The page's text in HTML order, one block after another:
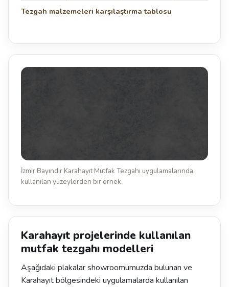
Tezgah malzemeleri karşılaştırma tablosu
İzmir Bayındır Karahayıt Mutfak Tezgahı uygulamalarında
kullanılan yüzeylerden bir örnek.
Karahayıt projelerinde kullanılan
mutfak tezgahı modelleri
Aşağıdaki plakalar showroomumuzda bulunan ve
Karahayıt bölgesindeki uygulamalarda kullanılan